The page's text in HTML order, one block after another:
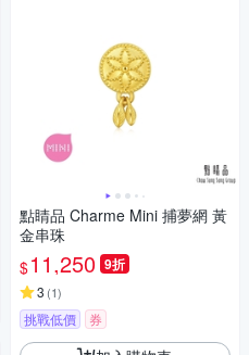
點睛品 Charme Mini 捕夢網 黃
金串珠
$11,250 9折
3 (1)
挑戰低價 券